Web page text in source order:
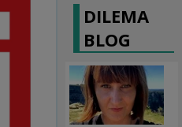
DILEMA
BLOG